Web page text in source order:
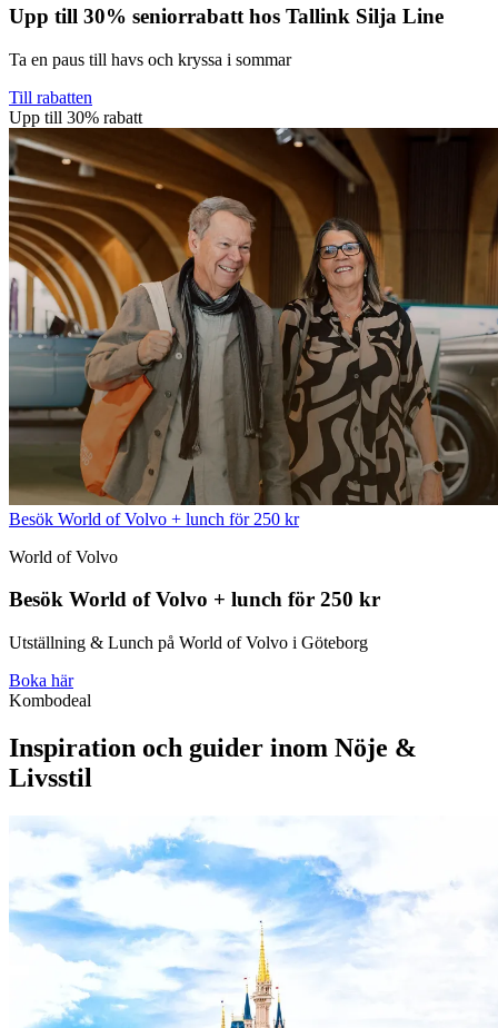
Upp till 30% seniorrabatt hos Tallink Silja Line
Ta en paus till havs och kryssa i sommar
Till rabatten
Upp till 30% rabatt
Besök World of Volvo + lunch för 250 kr
World of Volvo
Besök World of Volvo + lunch för 250 kr
Utställning & Lunch på World of Volvo i Göteborg
Boka här
Kombodeal
Inspiration och guider inom Nöje &
Livsstil